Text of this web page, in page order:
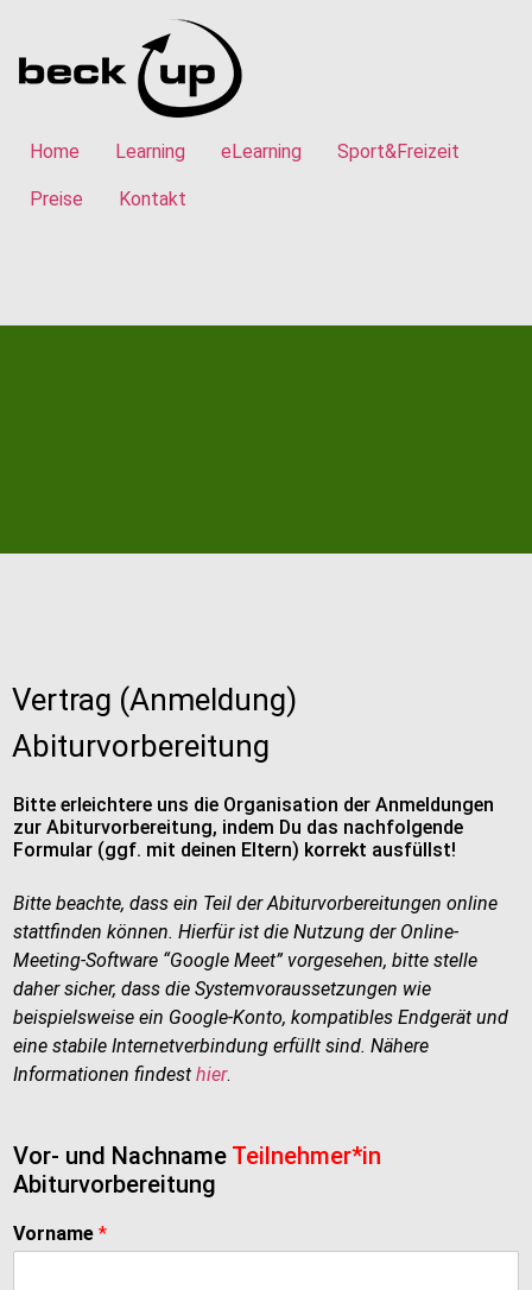
Home Learning eLearning Sport&Freizeit
Preise Kontakt
Vertrag (Anmeldung)
Abiturvorbereitung
Bitte erleichtere uns die Organisation der Anmeldungen
zur Abiturvorbereitung, indem Du das nachfolgende
Formular (ggf. mit deinen Eltern) korrekt ausfüllst!
Bitte beachte, dass ein Teil der Abiturvorbereitungen online
stattfinden können. Hierfür ist die Nutzung der Online-
Meeting-Software “Google Meet” vorgesehen, bitte stelle
daher sicher, dass die Systemvoraussetzungen wie
beispielsweise ein Google-Konto, kompatibles Endgerät und
eine stabile Internetverbindung erfüllt sind. Nähere
Informationen findest hier.
Vor- und Nachname Teilnehmer*in
Abiturvorbereitung
Vorname *